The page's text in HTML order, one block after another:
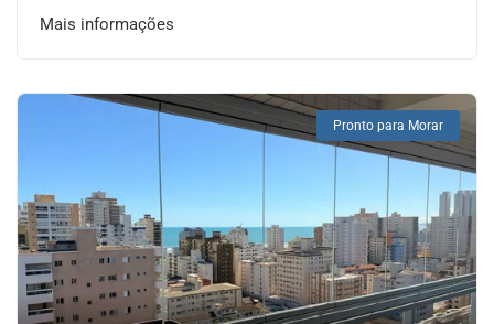
Mais informações
Pronto para Morar